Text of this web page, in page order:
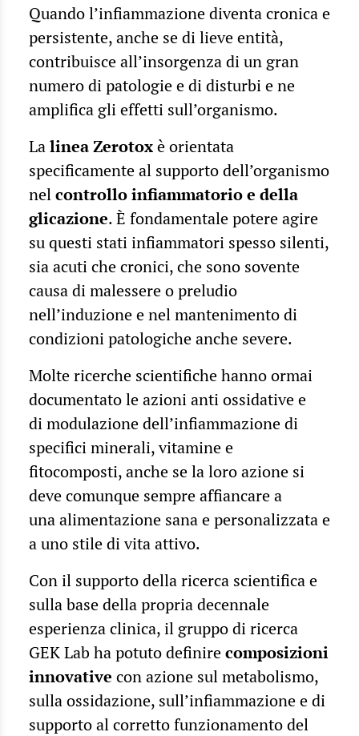
Quando l’infiammazione diventa cronica e
persistente, anche se di lieve entità,
contribuisce all’insorgenza di un gran
numero di patologie e di disturbi e ne
amplifica gli effetti sull’organismo.
Lalinea Zerotoxè orientata
specificamente al supporto dell’organismo
nelcontrollo infiammatorio e della
glicazione. È fondamentale potere agire
su questi stati infiammatori spesso silenti,
sia acuti che cronici, che sono sovente
causa di malessere o preludio
nell’induzione e nel mantenimento di
condizioni patologiche anche severe.
Molte ricerche scientifiche hanno ormai
documentato le azioni anti ossidative e
di modulazione dell’infiammazione di
specifici minerali, vitamine e
fitocomposti, anche se la loro azione si
deve comunque sempre affiancare a
una alimentazione sana e personalizzata e
a uno stile di vita attivo.
Con il supporto della ricerca scientifica e
sulla base della propria decennale
esperienza clinica, il gruppo di ricerca
GEK Lab ha potuto definirecomposizioni
innovative con azione sul metabolismo,
sulla ossidazione, sull’infiammazione e di
supporto al corretto funzionamento del